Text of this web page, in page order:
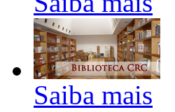
Saiba mais